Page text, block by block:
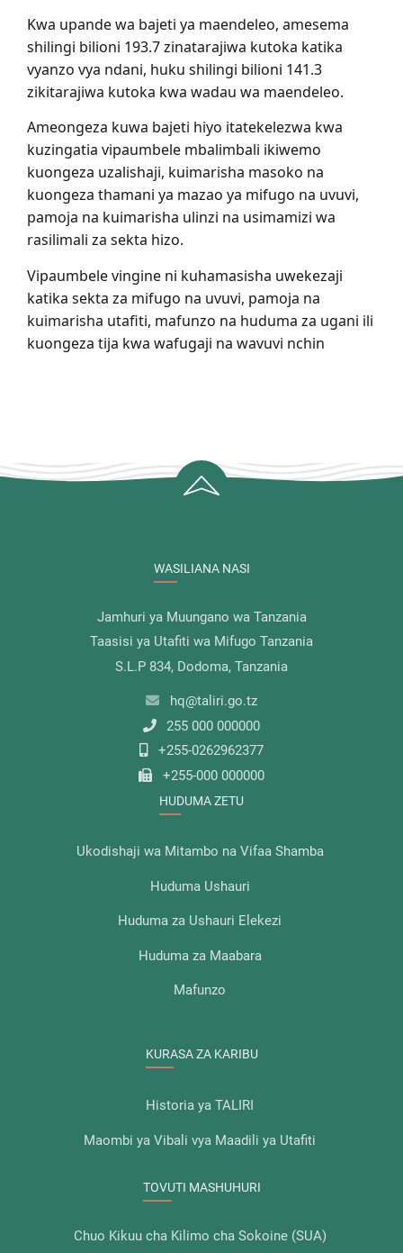
Kwa upande wa bajeti ya maendeleo, amesema
shilingi bilioni 193.7 zinatarajiwa kutoka katika
vyanzo vya ndani, huku shilingi bilioni 141.3
zikitarajiwa kutoka kwa wadau wa maendeleo.
Ameongeza kuwa bajeti hiyo itatekelezwa kwa
kuzingatia vipaumbele mbalimbali ikiwemo
kuongeza uzalishaji, kuimarisha masoko na
kuongeza thamani ya mazao ya mifugo na uvuvi,
pamoja na kuimarisha ulinzi na usimamizi wa
rasilimali za sekta hizo.
Vipaumbele vingine ni kuhamasisha uwekezaji
katika sekta za mifugo na uvuvi, pamoja na
kuimarisha utafiti, mafunzo na huduma za ugani ili
kuongeza tija kwa wafugaji na wavuvi nchin
WASILIANA NASI
Jamhuri ya Muungano wa Tanzania
Taasisi ya Utafiti wa Mifugo Tanzania
S.L.P 834, Dodoma, Tanzania
hq@taliri.go.tz
255 000 000000
+255-0262962377
+255-000 000000
HUDUMA ZETU
Ukodishaji wa Mitambo na Vifaa Shamba
Huduma Ushauri
Huduma za Ushauri Elekezi
Huduma za Maabara
Mafunzo
KURASA ZA KARIBU
Historia ya TALIRI
Maombi ya Vibali vya Maadili ya Utafiti
TOVUTI MASHUHURI
Chuo Kikuu cha Kilimo cha Sokoine (SUA)